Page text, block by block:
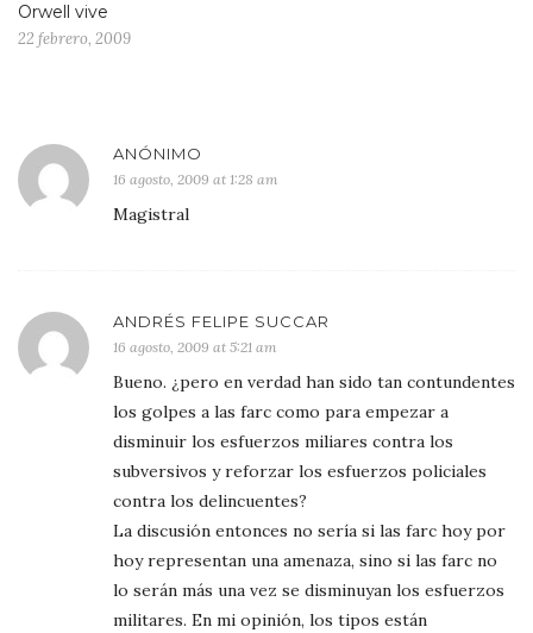
Orwell vive
22 febrero, 2009
ANÓNIMO
16 agosto, 2009 at 1:28 am
Magistral
ANDRÉS FELIPE SUCCAR
16 agosto, 2009 at 5:21 am
Bueno. ¿pero en verdad han sido tan contundentes
los golpes a las farc como para empezar a
disminuir los esfuerzos miliares contra los
subversivos y reforzar los esfuerzos policiales
contra los delincuentes?
La discusión entonces no sería si las farc hoy por
hoy representan una amenaza, sino si las farc no
lo serán más una vez se disminuyan los esfuerzos
militares. En mi opinión, los tipos están